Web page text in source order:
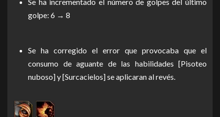
golpe: 6 → 8
Se ha corregido el error que provocaba que el
consumo de aguante de las habilidades [Pisoteo
nuboso] y [Surcacielos] se aplicaran al revés.